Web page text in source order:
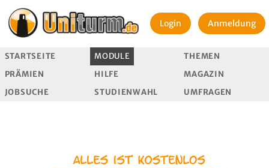
Login Anmeldung
STARTSEITE MODULE
THEMEN
PRÄMIEN
HILFE
MAGAZIN
JOBSUCHE
STUDIENWAHL UMFRAGEN